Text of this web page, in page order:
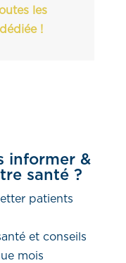
les
!
informer &
santé ?
patients
et conseils
mois